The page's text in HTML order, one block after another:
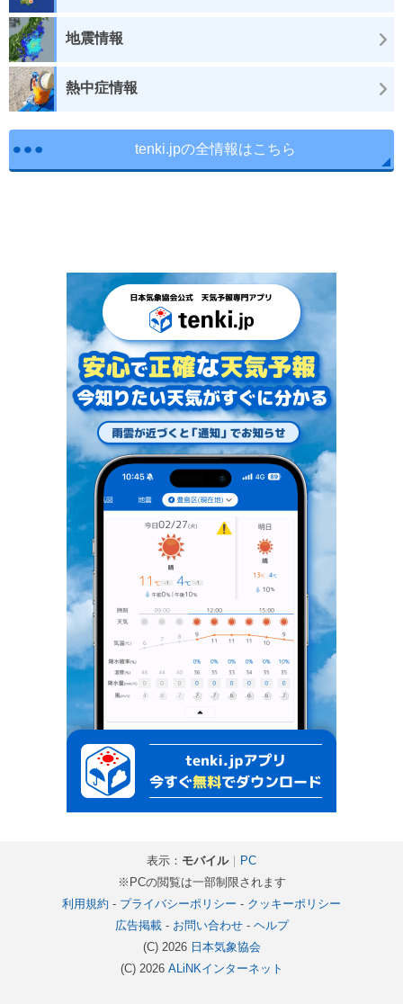
地震情報
熱中症情報
tenki.jpの全情報はこちら
表示： モバイル｜ PC
※PCの閲覧は一部制限されます
利用規約 - プライバシーポリシー - クッキーポリシー
広告掲載- お問い合わせ- ヘルプ
(C) 2026 日本気象協会
(C) 2026 ALiNKインターネット